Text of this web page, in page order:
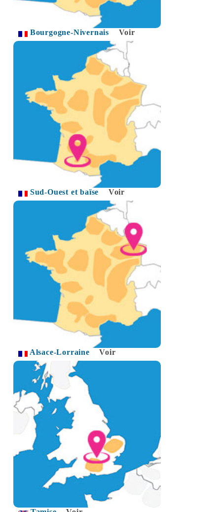
Bourgogne-Nivernais Voir
Sud-Ouest et baïse Voir
Alsace-Lorraine Voir